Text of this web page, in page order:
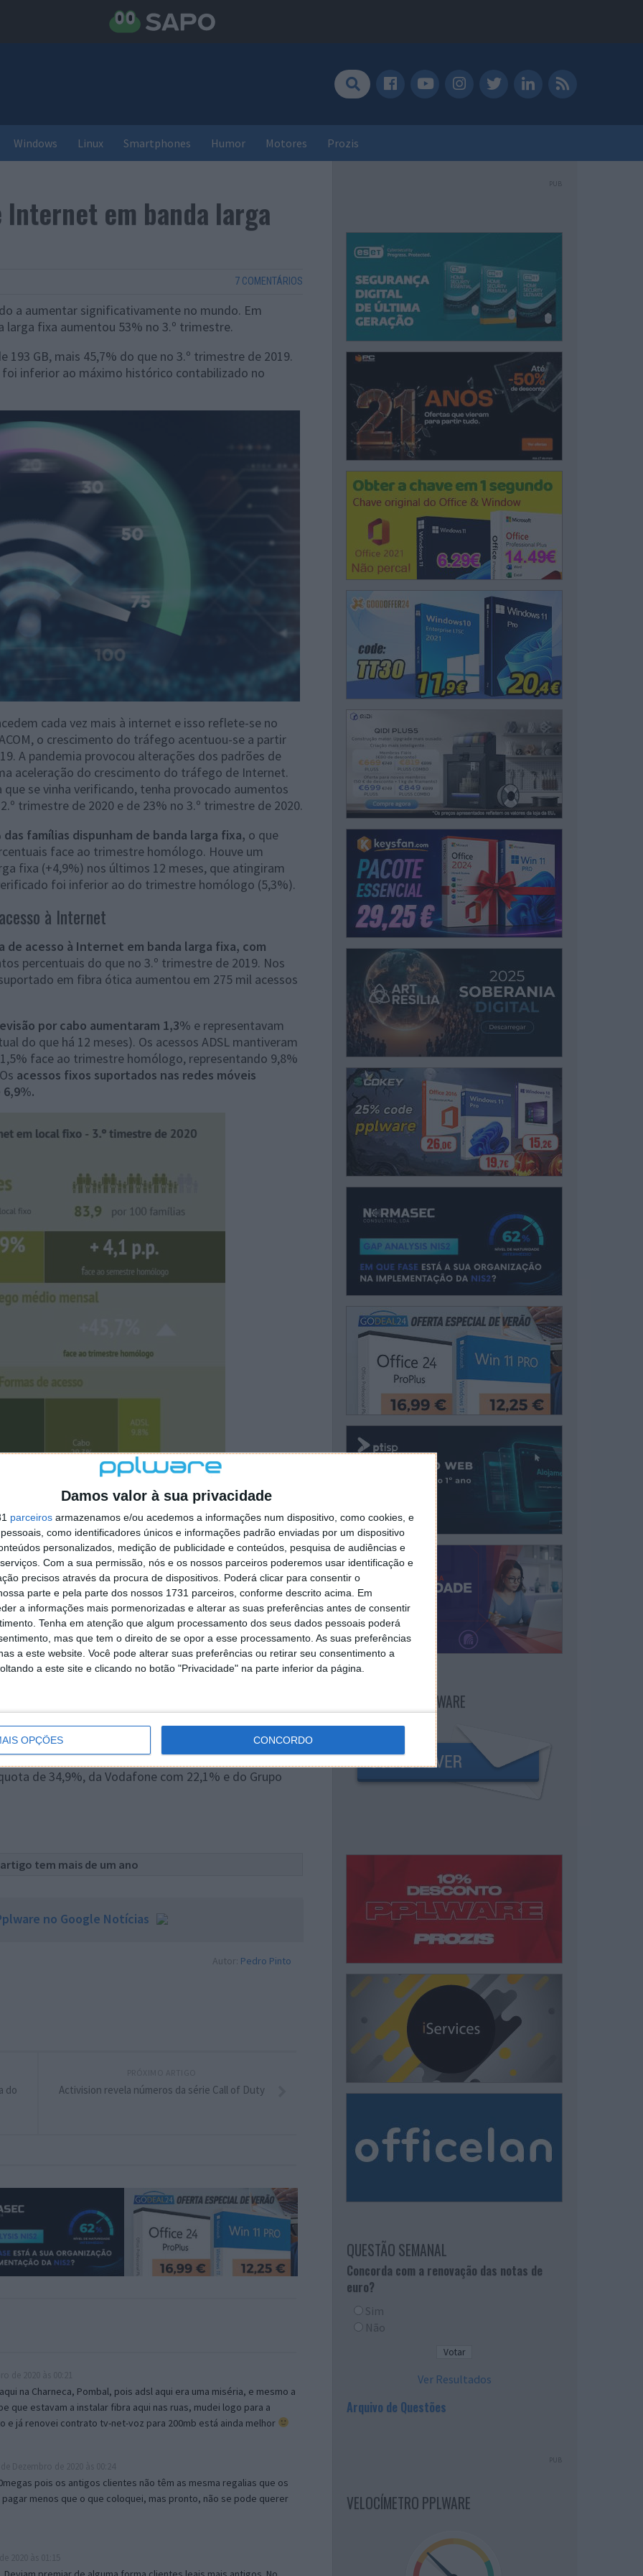
Damos valor à sua privacidade
parceiros armazenamos e/ou acedemos a informações num dispositivo, como cookies, e
como identificadores únicos e informações padrão enviadas por um dispositivo
personalizados, medição de publicidade e conteúdos, pesquisa de audiências e
Com a sua permissão, nós e os nossos parceiros poderemos usar identificação e
precisos através da procura de dispositivos. Poderá clicar para consentir o
parte e pela parte dos nossos 1731 parceiros, conforme descrito acima. Em
a informações mais pormenorizadas e alterar as suas preferências antes de consentir
Tenha em atenção que algum processamento dos seus dados pessoais poderá
mas que tem o direito de se opor a esse processamento. As suas preferências
a este website. Você pode alterar suas preferências ou retirar seu consentimento a
a este site e clicando no botão "Privacidade" na parte inferior da página.
OPÇÕES CONCORDO
Windows Linux Smartphones Humor Motores Prozis
em banda larga
7 COMENTÁRIOS
a aumentar significativamente no mundo. Em
fixa aumentou 53% no 3.º trimestre.
GB, mais 45,7% do que no 3.º trimestre de 2019.
inferior ao máximo histórico contabilizado no
cada vez mais à internet e isso reflete-se no
o crescimento do tráfego acentuou-se a partir
A pandemia provocou alterações dos padrões de
aceleração do crescimento do tráfego de Internet.
se vinha verificando, tenha provocado aumentos
trimestre de 2020 e de 23% no 3.º trimestre de 2020.
famílias dispunham de banda larga fixa, o que
face ao trimestre homólogo. Houve um
fixa (+4,9%) nos últimos 12 meses, que atingiram
foi inferior ao do trimestre homólogo (5,3%).
à Internet
acesso à Internet em banda larga fixa, com
percentuais do que no 3.º trimestre de 2019. Nos
em fibra ótica aumentou em 275 mil acessos
por cabo aumentaram 1,3% e representavam
do que há 12 meses). Os acessos ADSL mantiveram
face ao trimestre homólogo, representando 9,8%
acessos fixos suportados nas redes móveis
tinha uma quota de 40,4%, o Grupo NOS tinha
de 20,4% e o Grupo NOWO/ONITELECOM 3,6%.
a MEO tinha uma quota de subscritores de
a Vodafone com (19,5%) e o Grupo
fixa, a MEO tinha no final de setembro uma quota de
de 34,9%, da Vodafone com 22,1% e do Grupo
tem mais de um ano
no Google Notícias
Autor: Pedro Pinto
Activision revela números da série Call of Duty
do
na Charneca, Pombal, pois adsl aqui era uma miséria, e mesmo a
que estavam a instalar fibra aqui nas ruas, mudei logo para a
já renovei contrato tv-net-voz para 200mb está ainda melhor
pois os antigos clientes não têm as mesma regalias que os
menos que o que coloquei, mas pronto, não se pode querer
PUB
NEWSLETTER PPLWARE
QUESTÃO SEMANAL
Concorda com a renovação das notas de
euro?
Sim
Não
Ver Resultados
Arquivo de Questões
PUB
VELOCÍMETRO PPLWARE